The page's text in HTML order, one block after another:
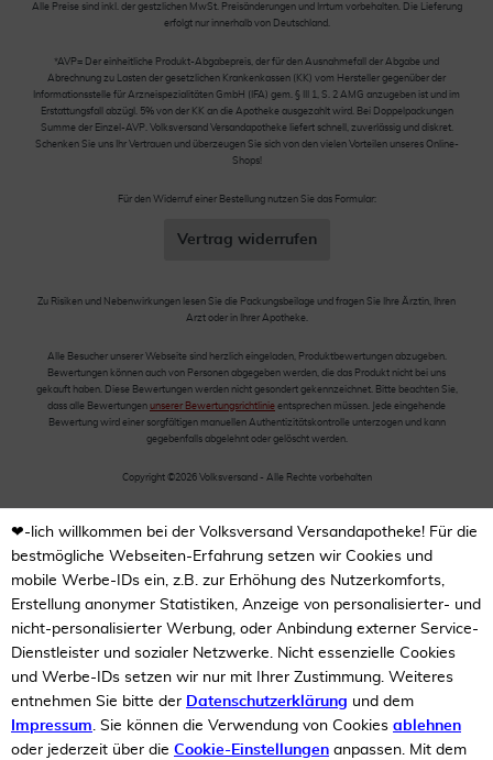
Alle Preise sind inkl. der gestzlichen MwSt. Preisänderungen und Irrtum vorbehalten. Die Lieferung
erfolgt nur innerhalb von Deutschland.
*AVP= Der einheitliche Produkt-Abgabepreis, der für den Ausnahmefall der Abgabe und
Abrechnung zu Lasten der gesetzlichen Krankenkassen (KK) vom Hersteller gegenüber der
Informationsstelle für Arzneispezialitäten GmbH (IFA) gem. § III 1, S. 2 AMG anzugeben ist und im
Erstattungsfall abzügl. 5% von der KK an die Apotheke ausgezahlt wird. Bei Doppelpackungen
Summe der Einzel-AVP. Volksversand Versandapotheke liefert schnell, zuverlässig und diskret.
Schenken Sie uns Ihr Vertrauen und überzeugen Sie sich von den vielen Vorteilen unseres Online-
Shops!
Für den Widerruf einer Bestellung nutzen Sie das Formular:
Vertrag widerrufen
Zu Risiken und Nebenwirkungen lesen Sie die Packungsbeilage und fragen Sie Ihre Ärztin, Ihren
Arzt oder in Ihrer Apotheke.
Alle Besucher unserer Webseite sind herzlich eingeladen, Produktbewertungen abzugeben.
Bewertungen können auch von Personen abgegeben werden, die das Produkt nicht bei uns
gekauft haben. Diese Bewertungen werden nicht gesondert gekennzeichnet. Bitte beachten Sie,
dass alle Bewertungen unserer Bewertungsrichtlinie entsprechen müssen. Jede eingehende
Bewertung wird einer sorgfältigen manuellen Authentizitätskontrolle unterzogen und kann
gegebenfalls abgelehnt oder gelöscht werden.
Copyright ©2026 Volksversand - Alle Rechte vorbehalten
❤-lich willkommen bei der Volksversand Versandapotheke! Für die
bestmögliche Webseiten-Erfahrung setzen wir Cookies und
mobile Werbe-IDs ein, z.B. zur Erhöhung des Nutzerkomforts,
Erstellung anonymer Statistiken, Anzeige von personalisierter- und
nicht-personalisierter Werbung, oder Anbindung externer Service-
Dienstleister und sozialer Netzwerke. Nicht essenzielle Cookies
und Werbe-IDs setzen wir nur mit Ihrer Zustimmung. Weiteres
entnehmen Sie bitte der Datenschutzerklärung und dem
Impressum. Sie können die Verwendung von Cookies ablehnen
oder jederzeit über die Cookie-Einstellungen anpassen. Mit dem